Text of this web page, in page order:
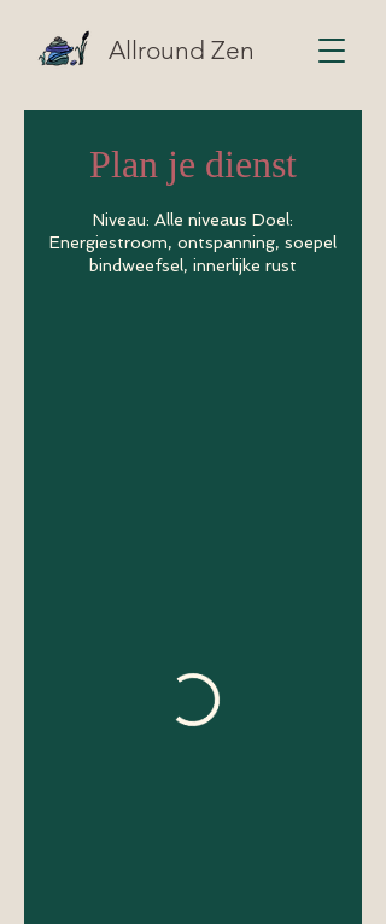
Allround Zen
Plan je dienst
Niveau: Alle niveaus Doel:
Energiestroom, ontspanning, soepel
bindweefsel, innerlijke rust